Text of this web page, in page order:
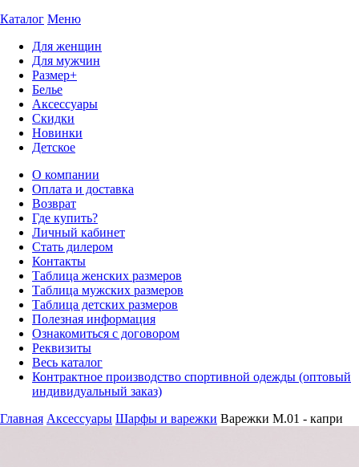
Каталог Меню
Для женщин
Для мужчин
Размер+
Белье
Аксессуары
Скидки
Новинки
Детское
О компании
Оплата и доставка
Возврат
Где купить?
Личный кабинет
Стать дилером
Контакты
Таблица женских размеров
Таблица мужских размеров
Таблица детских размеров
Полезная информация
Ознакомиться с договором
Реквизиты
Весь каталог
Контрактное производство спортивной одежды (оптовый
индивидуальный заказ)
Главная Аксессуары Шарфы и варежки Варежки M.01 - капри